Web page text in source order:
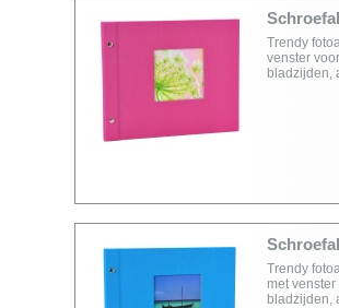
Trendy
venster
bladzijden,
Trendy
met
bladzijden,